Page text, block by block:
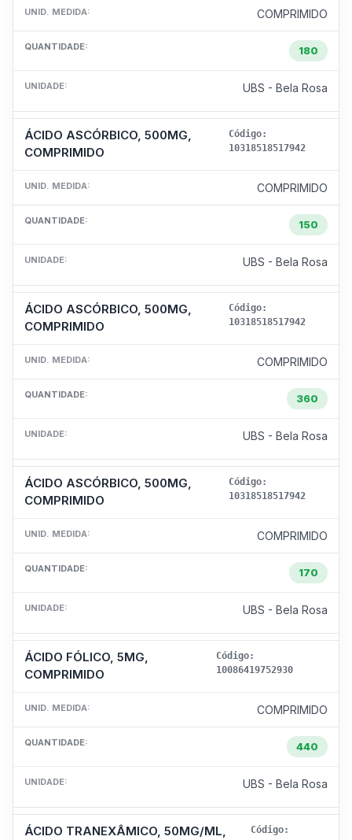
UNID. MEDIDA: COMPRIMIDO
QUANTIDADE: 180
UNIDADE: UBS - Bela Rosa
ÁCIDO ASCÓRBICO, 500MG,
COMPRIMIDO
Código:
10318518517942
UNID. MEDIDA: COMPRIMIDO
QUANTIDADE: 150
UNIDADE: UBS - Bela Rosa
ÁCIDO ASCÓRBICO, 500MG,
COMPRIMIDO
Código:
10318518517942
UNID. MEDIDA: COMPRIMIDO
QUANTIDADE: 360
UNIDADE: UBS - Bela Rosa
ÁCIDO ASCÓRBICO, 500MG,
COMPRIMIDO
Código:
10318518517942
UNID. MEDIDA: COMPRIMIDO
QUANTIDADE: 170
UNIDADE: UBS - Bela Rosa
ÁCIDO FÓLICO, 5MG,
COMPRIMIDO
Código:
10086419752930
UNID. MEDIDA: COMPRIMIDO
QUANTIDADE: 440
UNIDADE: UBS - Bela Rosa
ÁCIDO TRANEXÂMICO, 50MG/ML,
Código: